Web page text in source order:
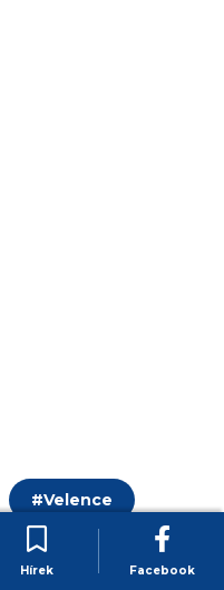
#Velence
Hírek Facebook